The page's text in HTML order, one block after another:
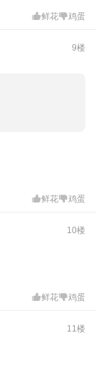
鲜花 鸡蛋
9楼
鲜花 鸡蛋
10楼
鲜花 鸡蛋
11楼